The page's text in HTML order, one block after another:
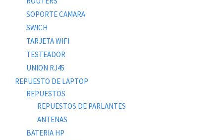
SOPORTE CAMARA
SWICH
TARJETA WIFI
TESTEADOR
UNION RJ45
REPUESTO DE LAPTOP
REPUESTOS
REPUESTOS DE PARLANTES
ANTENAS
BATERIA HP